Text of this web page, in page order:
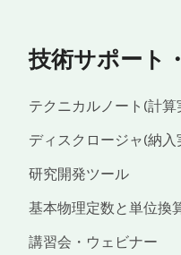
技術サポート
テクニカルノート(計算
ディスクロージャ(納入
研究開発ツール
基本物理定数と単位換
講習会・ウェビナー